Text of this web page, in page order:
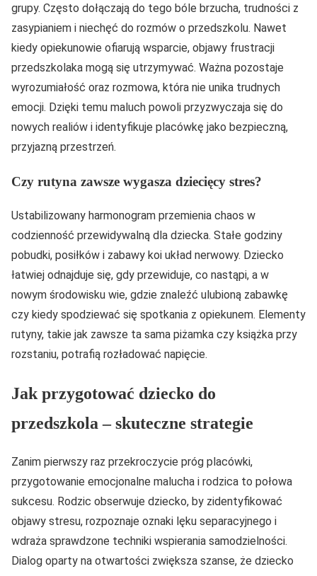
grupy. Często dołączają do tego bóle brzucha, trudności z
zasypianiem i niechęć do rozmów o przedszkolu. Nawet
kiedy opiekunowie ofiarują wsparcie, objawy frustracji
przedszkolaka mogą się utrzymywać. Ważna pozostaje
wyrozumiałość oraz rozmowa, która nie unika trudnych
emocji. Dzięki temu maluch powoli przyzwyczaja się do
nowych realiów i identyfikuje placówkę jako bezpieczną,
przyjazną przestrzeń.
Czy rutyna zawsze wygasza dziecięcy stres?
Ustabilizowany harmonogram przemienia chaos w
codzienność przewidywalną dla dziecka. Stałe godziny
pobudki, posiłków i zabawy koi układ nerwowy. Dziecko
łatwiej odnajduje się, gdy przewiduje, co nastąpi, a w
nowym środowisku wie, gdzie znaleźć ulubioną zabawkę
czy kiedy spodziewać się spotkania z opiekunem. Elementy
rutyny, takie jak zawsze ta sama piżamka czy książka przy
rozstaniu, potrafią rozładować napięcie.
Jak przygotować dziecko do
przedszkola – skuteczne strategie
Zanim pierwszy raz przekroczycie próg placówki,
przygotowanie emocjonalne malucha i rodzica to połowa
sukcesu. Rodzic obserwuje dziecko, by zidentyfikować
objawy stresu, rozpoznaje oznaki lęku separacyjnego i
wdraża sprawdzone techniki wspierania samodzielności.
Dialog oparty na otwartości zwiększa szanse, że dziecko